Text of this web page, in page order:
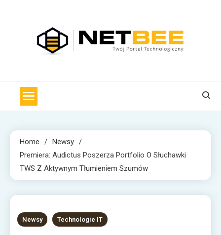
Home
Newsy
Premiera: Audictus Poszerza Portfolio O Słuchawki
TWS Z Aktywnym Tłumieniem Szumów
1 MIN READ
Newsy Technologie IT